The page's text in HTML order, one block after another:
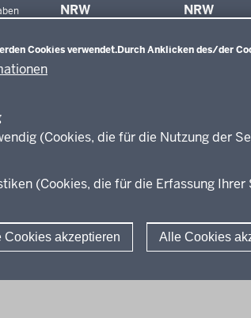
Cookies verwendet.Durch Anklicken des/der
(Cookies, die für die Nutzung der
(Cookies, die für die Erfassung
Cookies akzeptieren Alle Cookies
NRW
Unterricht
NRW